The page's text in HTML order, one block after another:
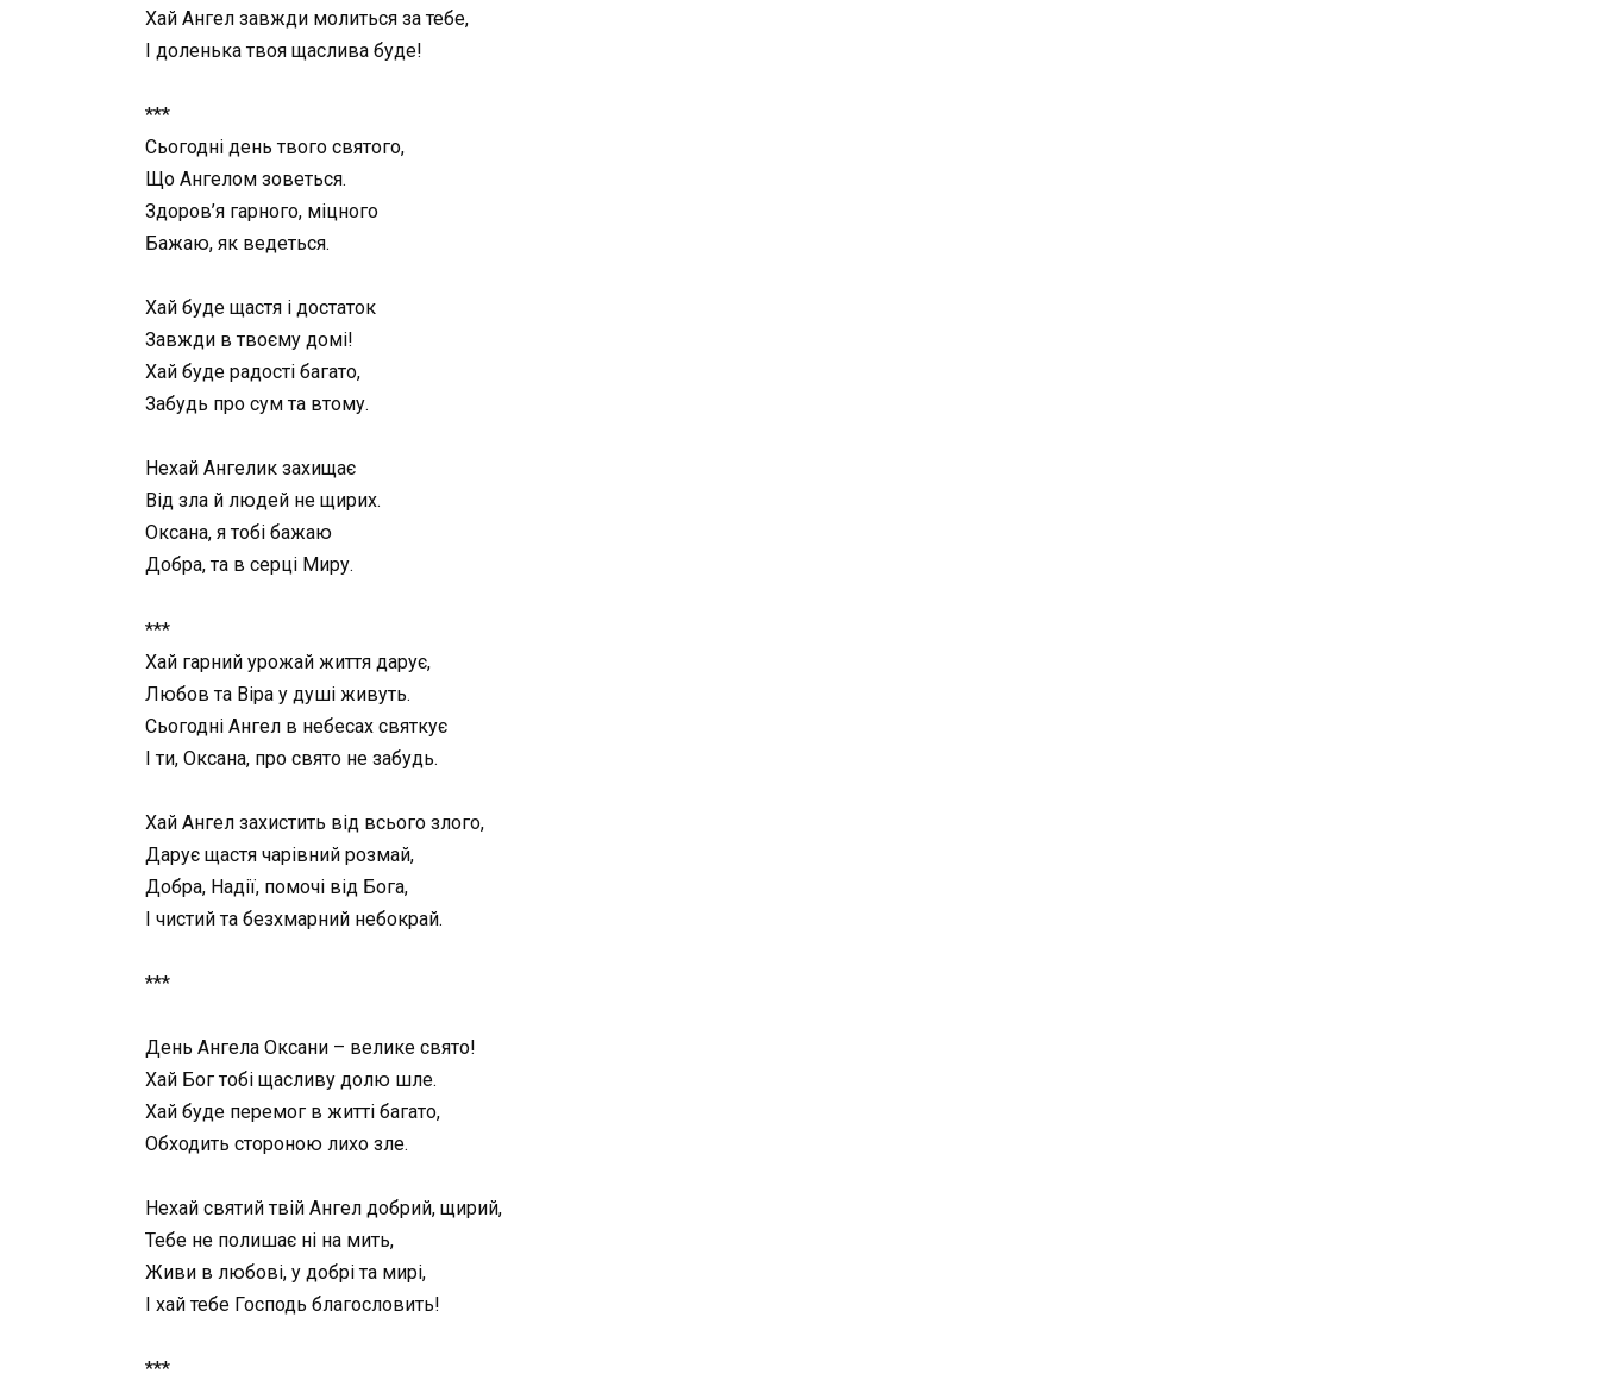
Хай Ангел завжди молиться за тебе,
І доленька твоя щаслива буде!
***
Сьогодні день твого святого,
Що Ангелом зоветься.
Здоров’я гарного, міцного
Бажаю, як ведеться.
Хай буде щастя і достаток
Завжди в твоєму домі!
Хай буде радості багато,
Забудь про сум та втому.
Нехай Ангелик захищає
Від зла й людей не щирих.
Оксана, я тобі бажаю
Добра, та в серці Миру.
***
Хай гарний урожай життя дарує,
Любов та Віра у душі живуть.
Сьогодні Ангел в небесах святкує
І ти, Оксана, про свято не забудь.
Хай Ангел захистить від всього злого,
Дарує щастя чарівний розмай,
Добра, Надії, помочі від Бога,
І чистий та безхмарний небокрай.
***
День Ангела Оксани – велике свято!
Хай Бог тобі щасливу долю шле.
Хай буде перемог в житті багато,
Обходить стороною лихо зле.
Нехай святий твій Ангел добрий, щирий,
Тебе не полишає ні на мить,
Живи в любові, у добрі та мирі,
І хай тебе Господь благословить!
***